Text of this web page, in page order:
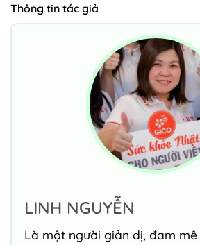
Thông tin tác giả
LINH NGUYỄN
Là một người giản dị, đam